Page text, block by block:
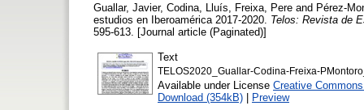
Guallar, Javier, Codina, Lluís Freixa, Pere and Pérez-
estudios en Iberoamérica 2017-2020. Telos: Revista de
595-613. [Journal article (Paginated)]
Text
TELOS2020_Guallar-Codina-Freixa-
Available under License Creative
Download (354kB) | Preview